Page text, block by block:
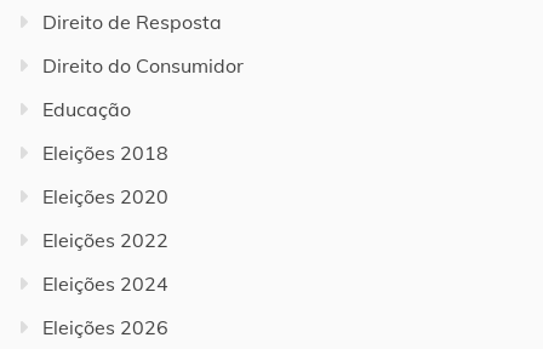
Direito de Resposta
Direito do Consumidor
Educação
Eleições 2018
Eleições 2020
Eleições 2022
Eleições 2024
Eleições 2026